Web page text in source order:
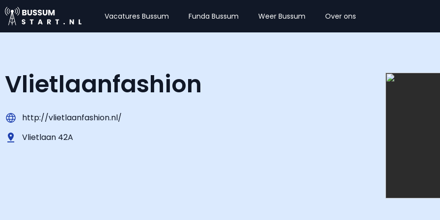
Vacatures Bussum Funda Bussum Weer Bussum Over ons
Vlietlaanfashion
http://vlietlaanfashion.nl/
Vlietlaan 42A